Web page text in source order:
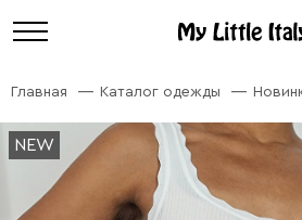
Главная Каталог одежды
NEW
NEW